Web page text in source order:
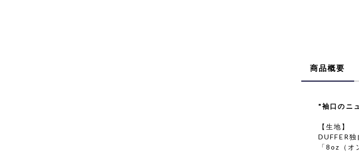
商品概要
"袖口のニ
【生地】
DUFFER
「8oz（オ